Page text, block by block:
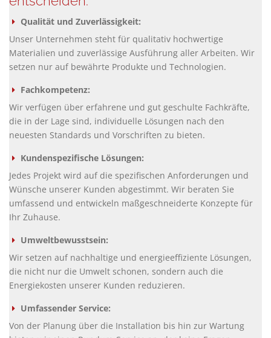
Qualität und Zuverlässigkeit:
Unser Unternehmen steht für qualitativ hochwertige
Materialien und zuverlässige Ausführung aller Arbeiten. Wir
setzen nur auf bewährte Produkte und Technologien.
Fachkompetenz:
Wir verfügen über erfahrene und gut geschulte Fachkräfte,
die in der Lage sind, individuelle Lösungen nach den
neuesten Standards und Vorschriften zu bieten.
Kundenspezifische Lösungen:
Jedes Projekt wird auf die spezifischen Anforderungen und
Wünsche unserer Kunden abgestimmt. Wir beraten Sie
umfassend und entwickeln maßgeschneiderte Konzepte für
Ihr Zuhause.
Umweltbewusstsein:
Wir setzen auf nachhaltige und energieeffiziente Lösungen,
die nicht nur die Umwelt schonen, sondern auch die
Energiekosten unserer Kunden reduzieren.
Umfassender Service:
Von der Planung über die Installation bis hin zur Wartung